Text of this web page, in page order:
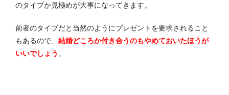
のタイプか見極めが大事になってきます。
前者のタイプだと当然のようにプレゼントを要求されること
もあるので、 結婚どころか付き合うのもやめておいたほうが
いいでしょう 。